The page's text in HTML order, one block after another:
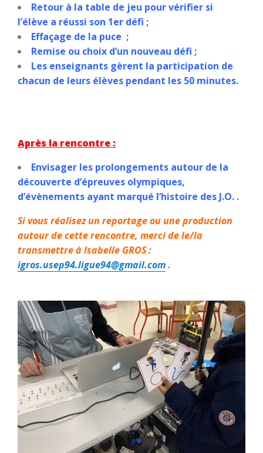
Retour à la table de jeu pour vérifier si
l’élève a réussi son 1er défi ;
Effaçage de la puce ;
Remise ou choix d’un nouveau défi ;
Les enseignants gèrent la participation de
chacun de leurs élèves pendant les 50 minutes.
Après la rencontre :
Envisager les prolongements autour de la
découverte d’épreuves olympiques,
d’évènements ayant marqué l’histoire des J.O. .
Si vous réalisez un reportage ou une production
autour de cette rencontre, merci de le/la
transmettre à Isabelle GROS :
igros.usep94.ligue94@gmail.com.